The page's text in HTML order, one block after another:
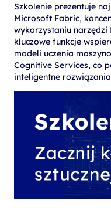
Szkolenie prezentuje
Microsoft Fabric,
wykorzystaniu narzędzi
kluczowe funkcje
modeli uczenia
Cognitive Services, co
inteligentne